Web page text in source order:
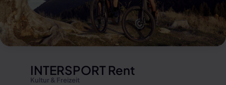
Kultur & Freizeit
INTERSPORT Rent